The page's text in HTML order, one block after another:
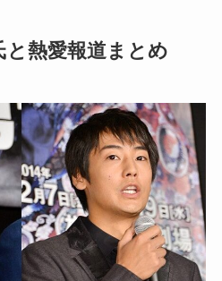
と熱愛報道まとめ